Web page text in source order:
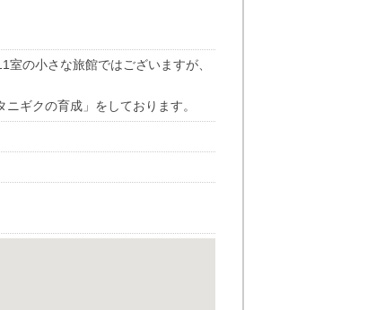
の小さな旅館ではございますが、
ギクの育成」をしております。